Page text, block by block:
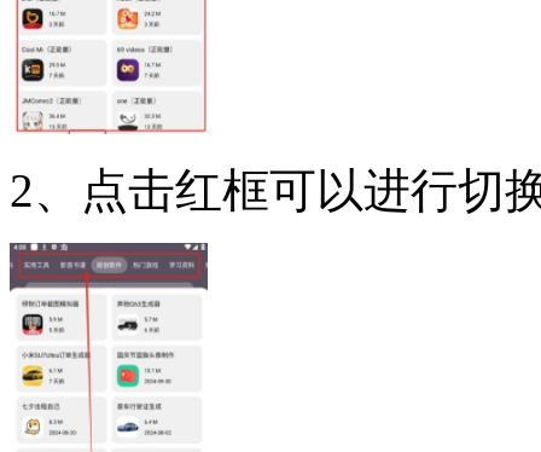
2、点击红框可以进行切